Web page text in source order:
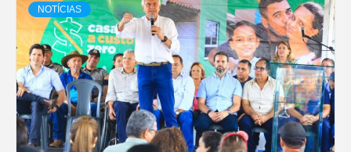
NOTÍCIAS